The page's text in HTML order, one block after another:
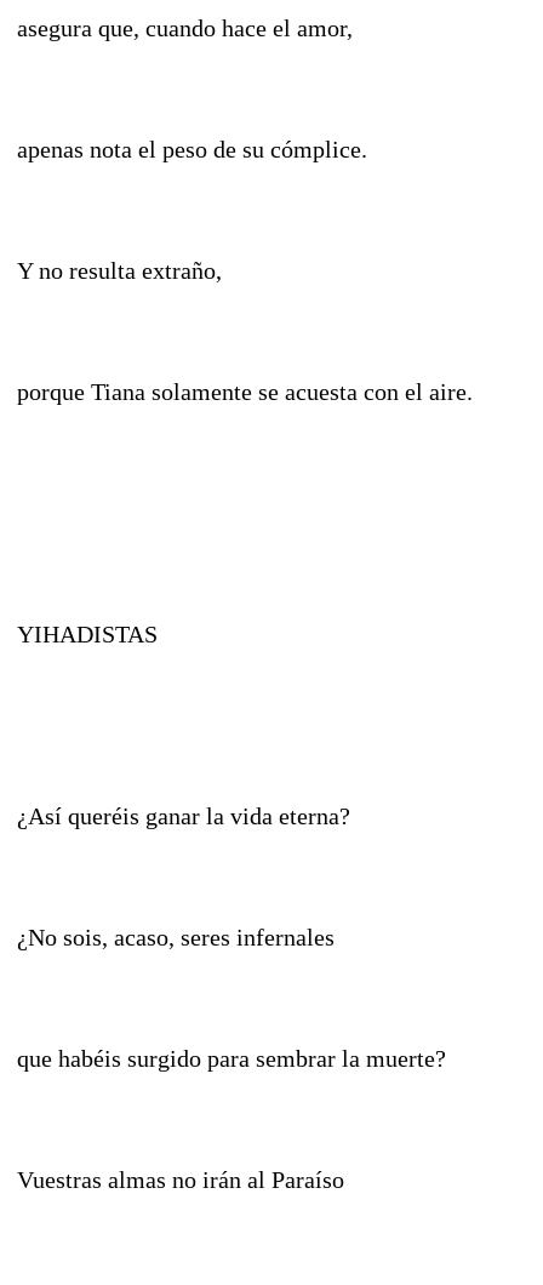
asegura que, cuando hace el amor,
apenas nota el peso de su cómplice.
Y no resulta extraño,
porque Tiana solamente se acuesta con el aire.
YIHADISTAS
¿Así queréis ganar la vida eterna?
¿No sois, acaso, seres infernales
que habéis surgido para sembrar la muerte?
Vuestras almas no irán al Paraíso